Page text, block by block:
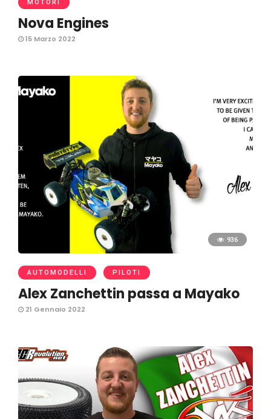
MOTORI
Nova Engines
15 Marzo 2022
936
AUTOMODELLI PILOTI
Alex Zanchettin passa a Mayako
21 Gennaio 2022